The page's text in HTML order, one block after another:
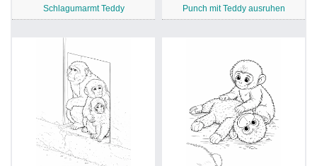
Schlagumarmt Teddy Punch mit Teddy ausruhen